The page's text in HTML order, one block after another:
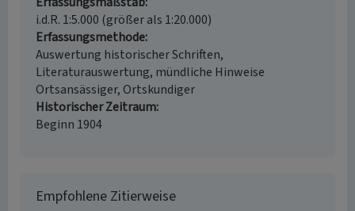
i.d.R. 1:5.000 (größer als 1:20.000)
Erfassungsmethode
Auswertung historischer Schriften,
Literaturauswertung, mündliche Hinweise
Ortsansässiger, Ortskundiger
Historischer Zeitraum
Beginn 1904
Empfohlene Zitierweise